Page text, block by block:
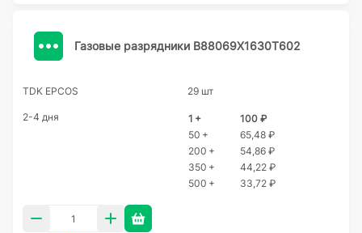
Газовые разрядники B88069X1630T602
TDK EPCOS 29 шт
2-4 дня 1 +
100 ₽
50 +
65,48 ₽
200 +
54,86 ₽
350 +
44,22 ₽
500 +
33,72 ₽